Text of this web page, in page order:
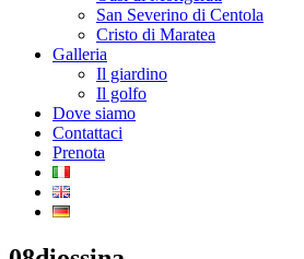
San Severino di Centola
Cristo di Maratea
Galleria
Il giardino
Il golfo
Dove siamo
Contattaci
Prenota